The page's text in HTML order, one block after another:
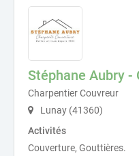
Stéphane Aubry -
Charpentier Couvreur
Lunay (41360)
Activités
Couverture, Gouttières.